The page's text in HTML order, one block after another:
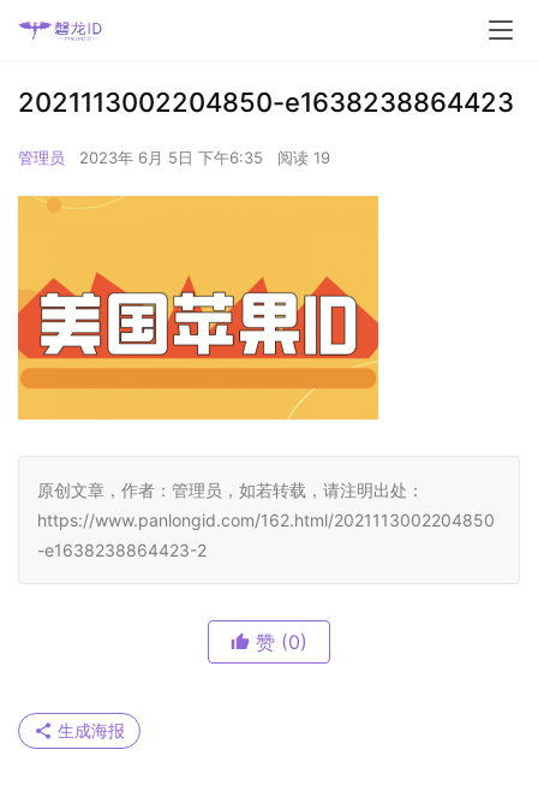
2021113002204850-e1638238864423
管理员 2023年 6月 5日 下午6:35 阅读 19
原创文章，作者：管理员，如若转载，请注明出处：
https://www.panlongid.com/162.html/2021113002204850
-e1638238864423-2
赞 (0)
生成海报